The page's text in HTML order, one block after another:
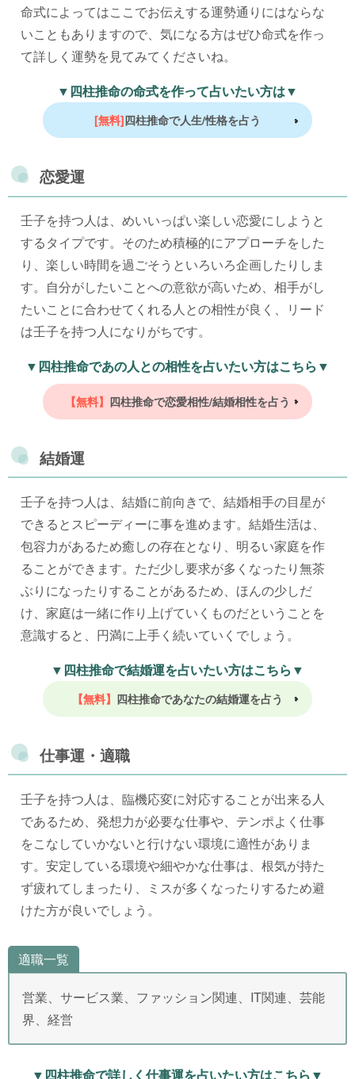
命式によってはここでお伝えする運勢通りにはならな
いこともありますので、気になる方はぜひ命式を作っ
て詳しく運勢を見てみてくださいね。
▼四柱推命の命式を作って占いたい方は▼
[無料]四柱推命で人生/性格を占う
恋愛運
壬子を持つ人は、めいいっぱい楽しい恋愛にしようと
するタイプです。そのため積極的にアプローチをした
り、楽しい時間を過ごそうといろいろ企画したりしま
す。自分がしたいことへの意欲が高いため、相手がし
たいことに合わせてくれる人との相性が良く、リード
は壬子を持つ人になりがちです。
▼四柱推命であの人との相性を占いたい方はこちら▼
【無料】 四柱推命で恋愛相性/結婚相性を占う
結婚運
壬子を持つ人は、結婚に前向きで、結婚相手の目星が
できるとスピーディーに事を進めます。結婚生活は、
包容力があるため癒しの存在となり、明るい家庭を作
ることができます。ただ少し要求が多くなったり無茶
ぶりになったりすることがあるため、ほんの少しだ
け、家庭は一緒に作り上げていくものだということを
意識すると、円満に上手く続いていくでしょう。
▼四柱推命で結婚運を占いたい方はこちら▼
【無料】 四柱推命であなたの結婚運を占う
仕事運・適職
壬子を持つ人は、臨機応変に対応することが出来る人
であるため、発想力が必要な仕事や、テンポよく仕事
をこなしていかないと行けない環境に適性がありま
す。安定している環境や細やかな仕事は、根気が持た
ず疲れてしまったり、ミスが多くなったりするため避
けた方が良いでしょう。
適職一覧
営業、サービス業、ファッション関連、IT関連、芸能
界、経営
▼四柱推命で詳しく仕事運を占いたい方はこちら▼